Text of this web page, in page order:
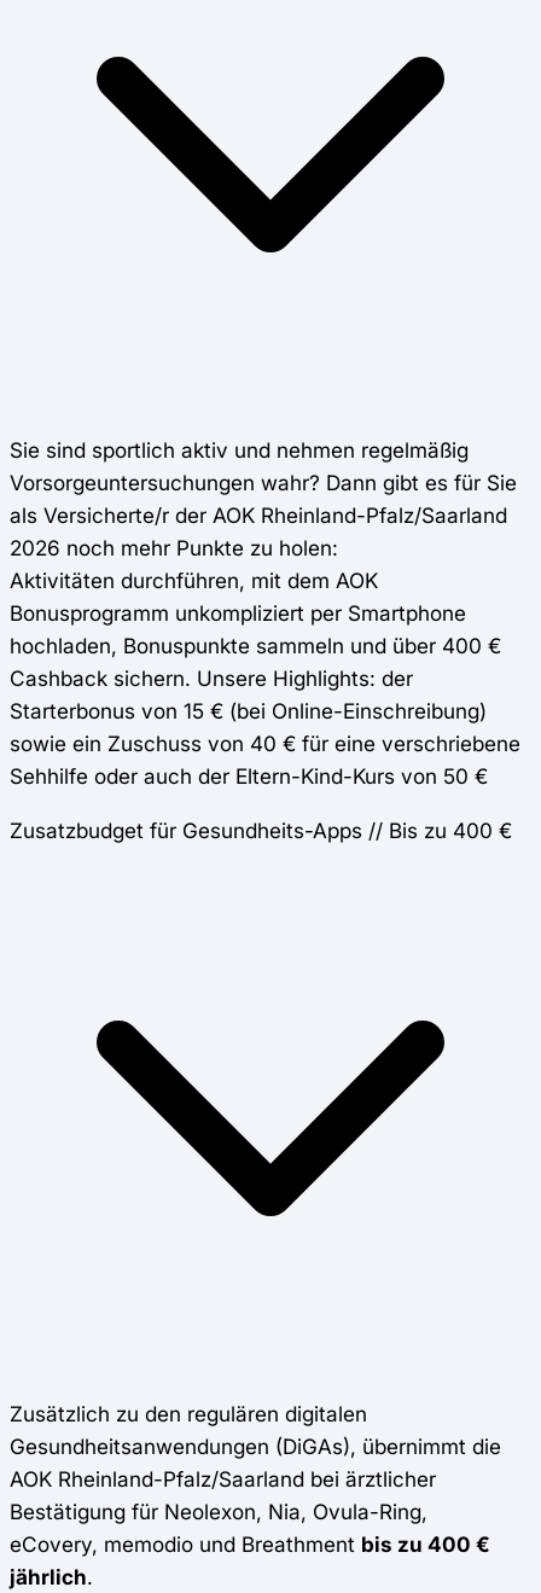
Sie sind sportlich aktiv und nehmen regelmäßig
Vorsorgeuntersuchungen wahr? Dann gibt es für Sie
als Versicherte/r der AOK Rheinland-Pfalz/Saarland
2026 noch mehr Punkte zu holen:
Aktivitäten durchführen, mit dem AOK
Bonusprogramm unkompliziert per Smartphone
hochladen, Bonuspunkte sammeln und über 400 €
Cashback sichern. Unsere Highlights: der
Starterbonus von 15 € (bei Online-Einschreibung)
sowie ein Zuschuss von 40 € für eine verschriebene
Sehhilfe oder auch der Eltern-Kind-Kurs von 50 €
Zusatzbudget für Gesundheits-Apps // Bis zu 400 €
Zusätzlich zu den regulären digitalen
Gesundheitsanwendungen (DiGAs), übernimmt die
AOK Rheinland-Pfalz/Saarland bei ärztlicher
Bestätigung für Neolexon, Nia, Ovula-Ring,
eCovery, memodio und Breathment bis zu 400 €
jährlich.